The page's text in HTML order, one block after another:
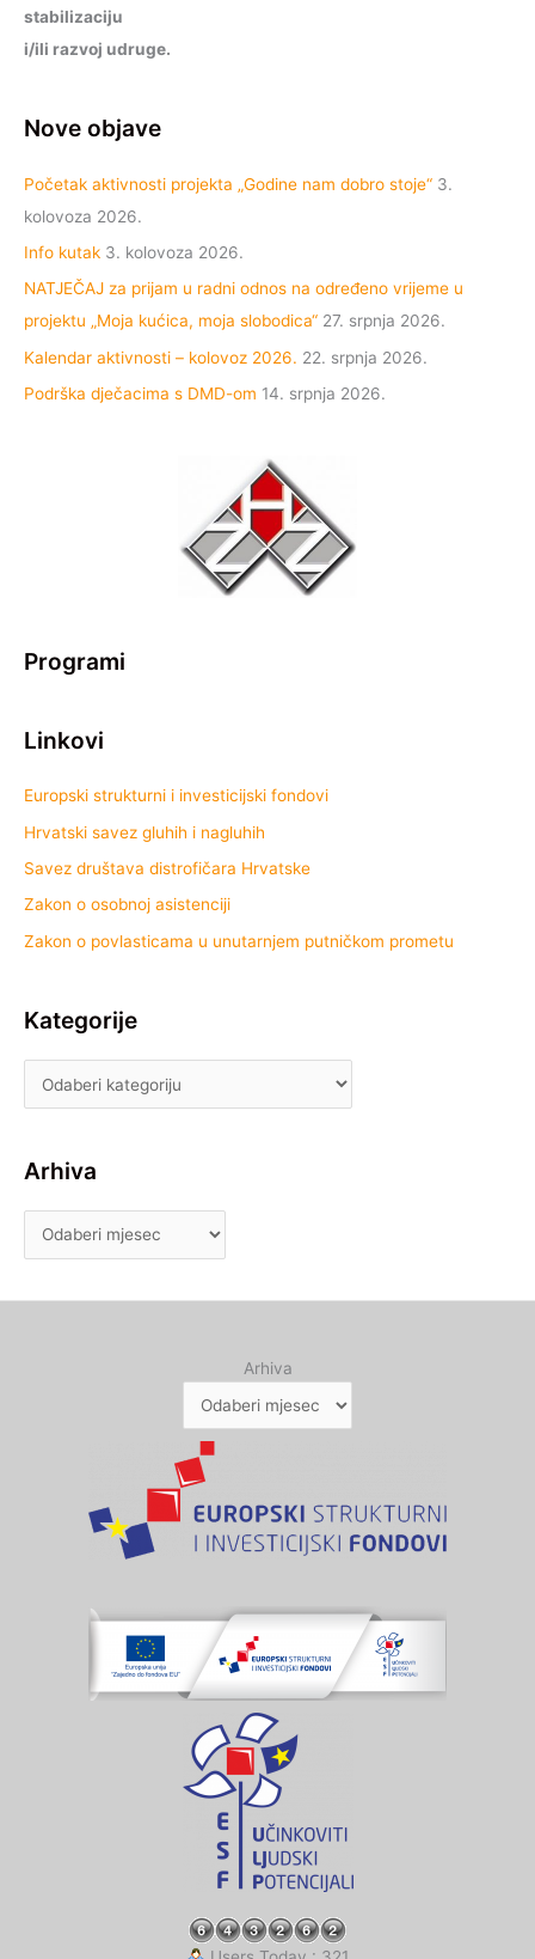
stabilizaciju
i/ili razvoj udruge.
Nove objave
Početak aktivnosti projekta „Godine nam dobro stoje“ 3.
kolovoza 2026.
Info kutak 3. kolovoza 2026.
NATJEČAJ za prijam u radni odnos na određeno vrijeme u
projektu „Moja kućica, moja slobodica“ 27. srpnja 2026.
Kalendar aktivnosti – kolovoz 2026. 22. srpnja 2026.
Podrška dječacima s DMD-om 14. srpnja 2026.
Programi
Linkovi
Europski strukturni i investicijski fondovi
Hrvatski savez gluhih i nagluhih
Savez društava distrofičara Hrvatske
Zakon o osobnoj asistenciji
Zakon o povlasticama u unutarnjem putničkom prometu
Kategorije
Arhiva
Arhiva